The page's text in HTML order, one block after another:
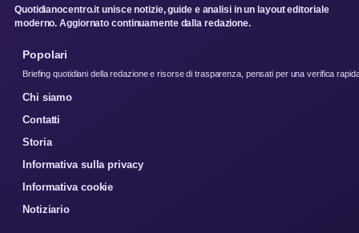
Quotidianocentro.it unisce notizie, guide e analisi in un layout editoriale
moderno. Aggiornato continuamente dalla redazione.
Popolari
Briefing quotidiani della redazione e risorse di trasparenza, pensati per una verifica
Chi siamo
Contatti
Storia
Informativa sulla privacy
Informativa cookie
Notiziario